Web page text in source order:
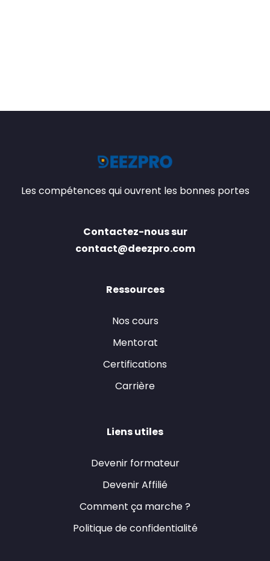
Les compétences qui ouvrent les bonnes portes
Contactez-nous sur
contact@deezpro.com
Ressources
Nos cours
Mentorat
Certifications
Carrière
Liens utiles
Devenir formateur
Devenir Affilié
Comment ça marche ?
Politique de confidentialité